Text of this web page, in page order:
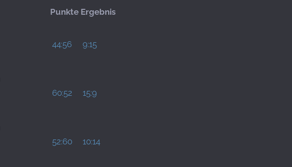
Punkte Ergebnis
44:56 9:15
60:52 15:9
52:60 10:14